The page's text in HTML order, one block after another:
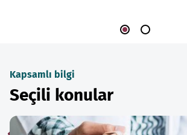
Kapsamlı bilgi
Seçili konular